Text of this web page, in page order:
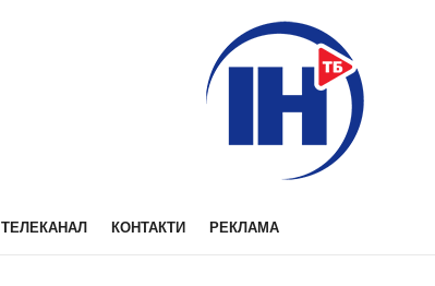
ТЕЛЕКАНАЛ КОНТАКТИ РЕКЛАМА